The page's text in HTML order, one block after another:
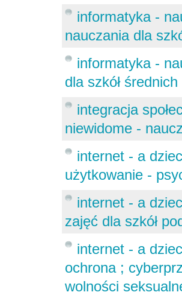
informatyka -
nauczania dla
informatyka -
dla szkół średnich
integracja
niewidome -
internet - a
użytkowanie -
internet - a
zajęć dla szkół
internet - a
ochrona ;
wolności